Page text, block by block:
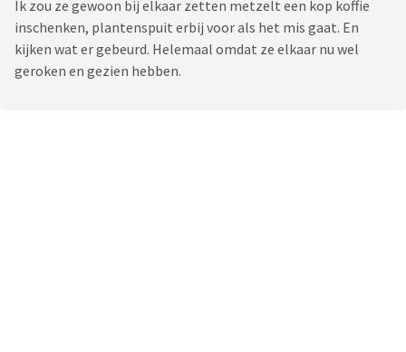
Ik zou ze gewoon bij elkaar zetten metzelt een kop koffie
inschenken, plantenspuit erbij voor als het mis gaat. En
kijken wat er gebeurd. Helemaal omdat ze elkaar nu wel
geroken en gezien hebben.